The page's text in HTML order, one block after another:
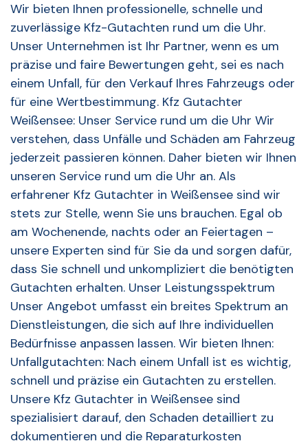
Wir bieten Ihnen professionelle, schnelle und
zuverlässige Kfz-Gutachten rund um die Uhr.
Unser Unternehmen ist Ihr Partner, wenn es um
präzise und faire Bewertungen geht, sei es nach
einem Unfall, für den Verkauf Ihres Fahrzeugs oder
für eine Wertbestimmung. Kfz Gutachter
Weißensee: Unser Service rund um die Uhr Wir
verstehen, dass Unfälle und Schäden am Fahrzeug
jederzeit passieren können. Daher bieten wir Ihnen
unseren Service rund um die Uhr an. Als
erfahrener Kfz Gutachter in Weißensee sind wir
stets zur Stelle, wenn Sie uns brauchen. Egal ob
am Wochenende, nachts oder an Feiertagen –
unsere Experten sind für Sie da und sorgen dafür,
dass Sie schnell und unkompliziert die benötigten
Gutachten erhalten. Unser Leistungsspektrum
Unser Angebot umfasst ein breites Spektrum an
Dienstleistungen, die sich auf Ihre individuellen
Bedürfnisse anpassen lassen. Wir bieten Ihnen:
Unfallgutachten: Nach einem Unfall ist es wichtig,
schnell und präzise ein Gutachten zu erstellen.
Unsere Kfz Gutachter in Weißensee sind
spezialisiert darauf, den Schaden detailliert zu
dokumentieren und die Reparaturkosten